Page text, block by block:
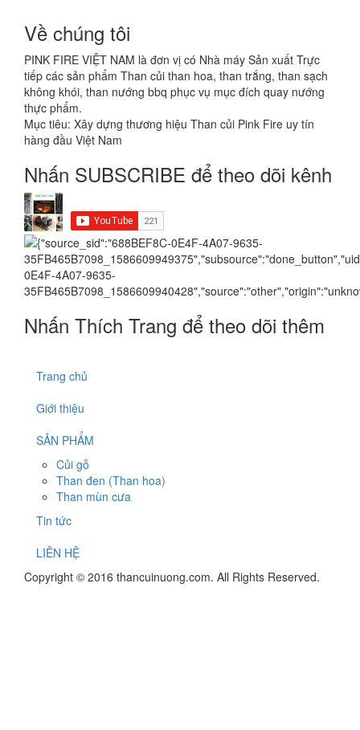
Về chúng tôi
PINK FIRE VIỆT NAM là đơn vị có Nhà máy Sản xuất Trực
tiếp các sản phẩm Than củi than hoa, than trắng, than sạch
không khói, than nướng bbq phục vụ mục đích quay nướng
thực phẩm.
Mục tiêu: Xây dựng thương hiệu Than củi Pink Fire uy tín
hàng đầu Việt Nam
Nhấn SUBSCRIBE để theo dõi kênh
Nhấn Thích Trang để theo dõi thêm
Trang chủ
Giới thiệu
SẢN PHẨM
Củi gỗ
Than đen (Than hoa)
Than mùn cưa
Tin tức
LIÊN HỆ
Copyright © 2016 thancuinuong.com. All Rights Reserved.